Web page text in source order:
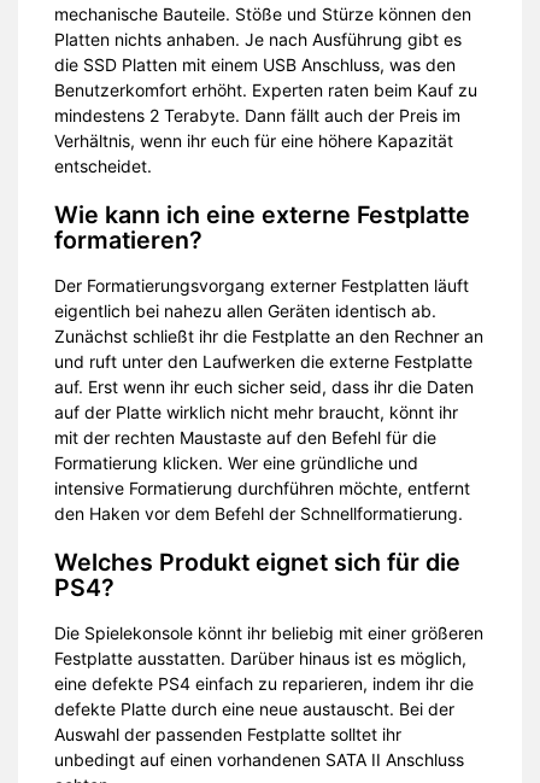
mechanische Bauteile. Stöße und Stürze können den
Platten nichts anhaben. Je nach Ausführung gibt es
die SSD Platten mit einem USB Anschluss, was den
Benutzerkomfort erhöht. Experten raten beim Kauf zu
mindestens 2 Terabyte. Dann fällt auch der Preis im
Verhältnis, wenn ihr euch für eine höhere Kapazität
entscheidet.
Wie kann ich eine externe Festplatte
formatieren?
Der Formatierungsvorgang externer Festplatten läuft
eigentlich bei nahezu allen Geräten identisch ab.
Zunächst schließt ihr die Festplatte an den Rechner an
und ruft unter den Laufwerken die externe Festplatte
auf. Erst wenn ihr euch sicher seid, dass ihr die Daten
auf der Platte wirklich nicht mehr braucht, könnt ihr
mit der rechten Maustaste auf den Befehl für die
Formatierung klicken. Wer eine gründliche und
intensive Formatierung durchführen möchte, entfernt
den Haken vor dem Befehl der Schnellformatierung.
Welches Produkt eignet sich für die
PS4?
Die Spielekonsole könnt ihr beliebig mit einer größeren
Festplatte ausstatten. Darüber hinaus ist es möglich,
eine defekte PS4 einfach zu reparieren, indem ihr die
defekte Platte durch eine neue austauscht. Bei der
Auswahl der passenden Festplatte solltet ihr
unbedingt auf einen vorhandenen SATA II Anschluss